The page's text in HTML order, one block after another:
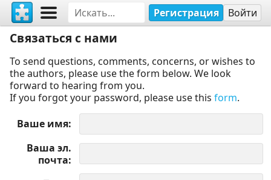
Регистрация Войти
Связаться с нами
To send questions, comments, concerns, or wishes to
the authors, please use the form below. We look
forward to hearing from you.
If you forgot your password, please use this form.
Ваше имя
Ваша эл.
почта